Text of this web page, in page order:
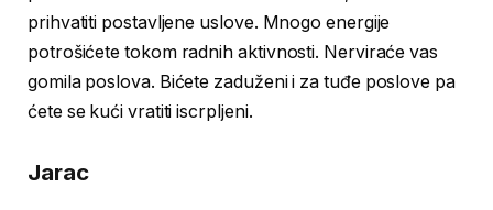
prihvatiti postavljene uslove. Mnogo energije
potrošićete tokom radnih aktivnosti. Nerviraće vas
gomila poslova. Bićete zaduženi i za tuđe poslove pa
ćete se kući vratiti iscrpljeni.
Jarac